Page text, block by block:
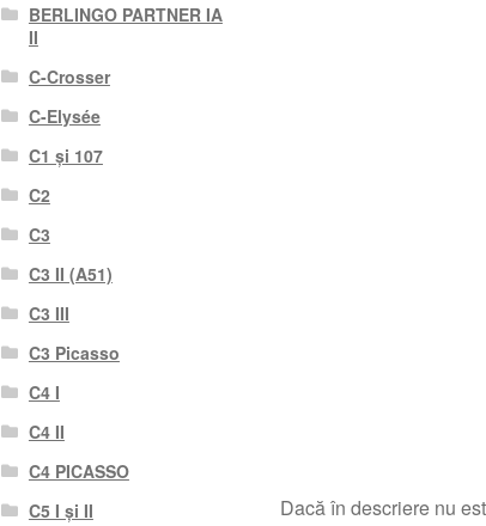
Dacă în descriere nu
BERLINGO PARTNER IA
II
C-Crosser
C-Elysée
C1 și 107
C2
C3
C3 II (A51)
C3 III
C3 Picasso
C4 I
C4 II
C4 PICASSO
C5 I și II